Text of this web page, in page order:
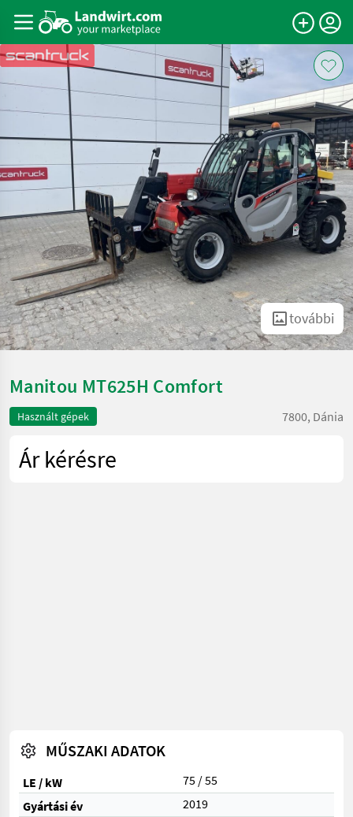
további
Manitou MT625H Comfort
Használt gépek 7800, Dánia
Ár kérésre
MŰSZAKI ADATOK
LE / kW
75 / 55
Gyártási év
2019